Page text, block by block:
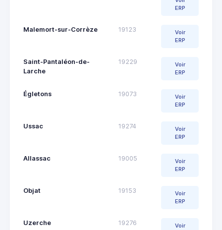
ERP
Malemort-sur-Corrèze 19123
Voir
ERP
Saint-Pantaléon-de-
Larche
19229
Voir
ERP
Égletons 19073
Voir
ERP
Ussac 19274
Voir
ERP
Allassac 19005
Voir
ERP
Objat 19153
Voir
ERP
Uzerche 19276 Voir